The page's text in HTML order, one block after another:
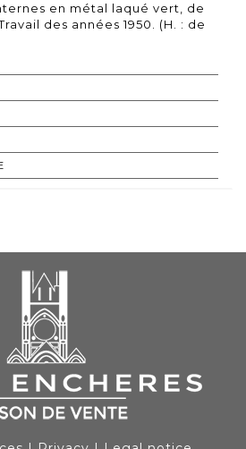
en métal laqué vert, de
des années 1950. (H. : de